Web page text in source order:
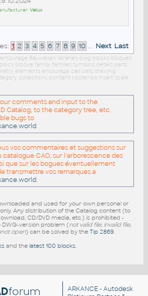
Velux
1 2 3 4 5 6 7 8 9 10 ... Next Last
Bauwesen libraries dwg blocks bloques
blöcke family families symbols details parts
elements entourage cell cells drawing
collections content kostenlos insert scale
comments and input to the
Catalog, to the category tree, etc.
bugs to
.
vos commentaires et suggestions sur
catalogue CAO, sur l'arborescence des
que sur les bogues éventuellement
transmettre vos remarques a
.
and used for your own personal or
Any distribution of the Catalog content (to
CD/DVD media, etc.) is prohibited -
DWG-version problem (not valid file, invalid file,
open) can be solved by the Tip 2869.
and the latest 100 blocks.
forum ARKANCE - Autodesk